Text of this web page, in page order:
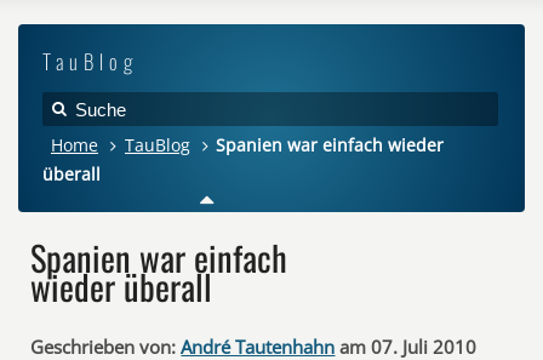
TauBlog
Home TauBlog
Spanien war einfach wieder
überall
Spanien war einfach
wieder überall
Geschrieben von: André Tautenhahn am 07. Juli 2010